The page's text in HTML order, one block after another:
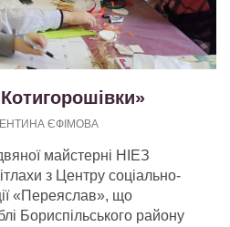
ЄФІМОВА
майстерні НІЕЗ
з Центру соціально-
«Переяслав», що
Бориспільського району